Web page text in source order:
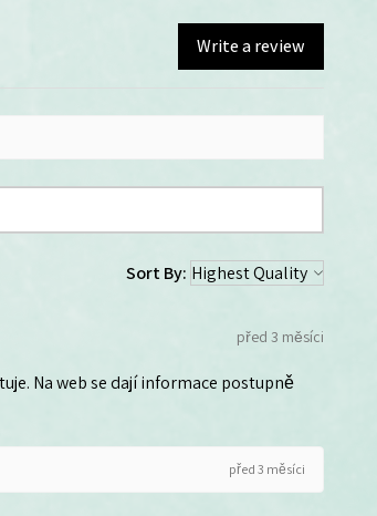
Write a review
Sort By:
před 3 měsíci
Na web se dají informace postupně
před 3 měsíci